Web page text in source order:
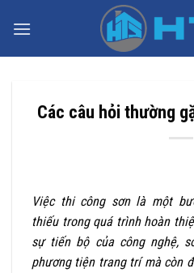
qua
Các câu hỏi thường
Việc thi công sơn là một
thiếu trong quá trình hoàn
sự tiến bộ của công nghệ,
phương tiện trang trí mà còn